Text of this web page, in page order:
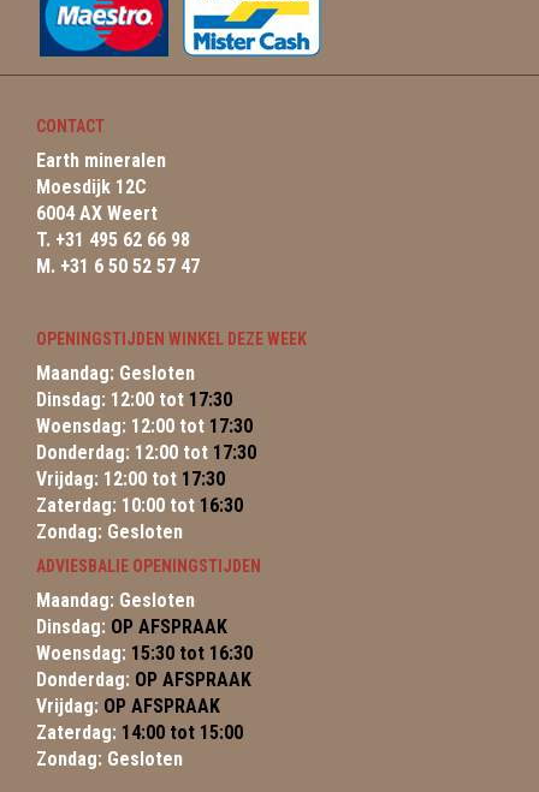
CONTACT
Earth mineralen
Moesdijk 12C
6004 AX Weert
T. +31 495 62 66 98
M. +31 6 50 52 57 47
OPENINGSTIJDEN WINKEL DEZE WEEK
Maandag: Gesloten
Dinsdag: 12:00 tot 17:30
Woensdag: 12:00 tot 17:30
Donderdag: 12:00 tot 17:30
Vrijdag: 12:00 tot 17:30
Zaterdag: 10:00 tot 16:30
Zondag: Gesloten
ADVIESBALIE OPENINGSTIJDEN
Maandag: Gesloten
Dinsdag: OP AFSPRAAK
Woensdag: 15:30 tot 16:30
Donderdag: OP AFSPRAAK
Vrijdag: OP AFSPRAAK
Zaterdag: 14:00 tot 15:00
Zondag: Gesloten